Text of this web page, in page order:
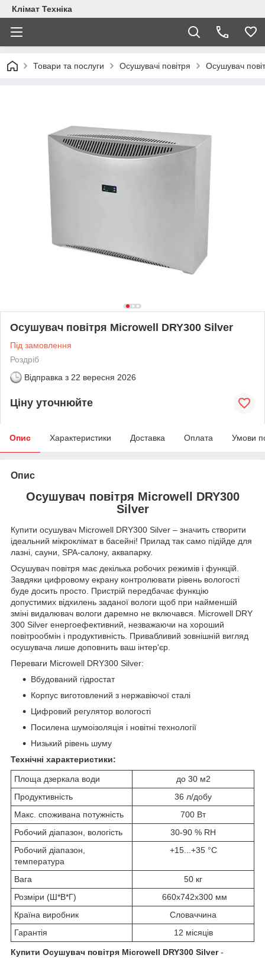
Клімат Техніка
Товари та послуги Осушувачі повітря Осушувач
Осушувач повітря Microwell DRY300 Silver
Під замовлення
Роздріб
Відправка з 22 вересня 2026
Ціну уточнюйте
Опис Характеристики Доставка Оплата Умови
Опис
Осушувач повітря Microwell DRY300
Silver
Купити осушувач Microwell DRY300 Silver – значить створити
ідеальний мікроклімат в басейні! Прилад так само підійде для
лазні, сауни, SPA-салону, аквапарку.
Осушувач повітря має декілька робочих режимів і функцій.
Завдяки цифровому екрану контролювати рівень вологості
буде досить просто. Пристрій передбачає функцію
допустимих відхилень заданої вологи щоб при найменшій
зміні видалювач вологи даремно не включався. Microwell DRY
300 Silver енергоефективний, незважаючи на хороший
повітрообмін і продуктивність. Привабливий зовнішній вигляд
осушувача лише доповнить ваш інтер'єр.
Переваги Microwell DRY300 Silver:
Вбудований гідростат
Корпус виготовлений з нержавіючої сталі
Цифровий регулятор вологості
Посилена шумоізоляція і новітні технології
Низький рівень шуму
Технічні характеристики:
Площа дзеркала води
до 30 м2
Продуктивність
36 л/добу
Макс. споживана потужність
700 Вт
Робочий діапазон, вологість
30-90 % RH
Робочий діапазон,
температура
+15...+35 °C
Вага
50 кг
Розміри (Ш*В*Г)
660х742х300 мм
Країна виробник
Словаччина
Гарантія
12 місяців
Купити Осушувач повітря Microwell DRY300 Silver-